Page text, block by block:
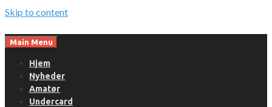
Skip to content
Main Menu
Hjem
Nyheder
Amatør
Undercard